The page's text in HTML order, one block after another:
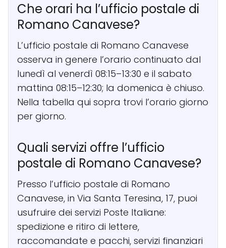
Che orari ha l’ufficio postale di
Romano Canavese?
L’ufficio postale di Romano Canavese
osserva in genere l’orario continuato dal
lunedì al venerdì 08:15–13:30 e il sabato
mattina 08:15–12:30; la domenica è chiuso.
Nella tabella qui sopra trovi l’orario giorno
per giorno.
Quali servizi offre l’ufficio
postale di Romano Canavese?
Presso l’ufficio postale di Romano
Canavese, in Via Santa Teresina, 17, puoi
usufruire dei servizi Poste Italiane:
spedizione e ritiro di lettere,
raccomandate e pacchi, servizi finanziari